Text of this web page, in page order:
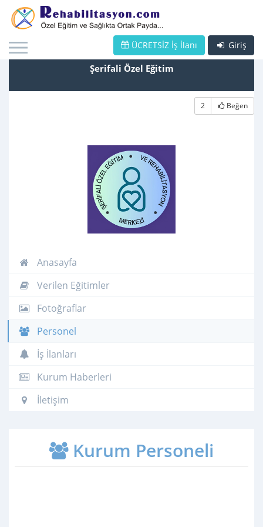
Giriş
ÜCRETSİZ İş İlanı
Şerifali Özel Eğitim
2 Beğen
Anasayfa
Verilen Eğitimler
Fotoğraflar
Personel
İş İlanları
Kurum Haberleri
İletişim
Kurum Personeli